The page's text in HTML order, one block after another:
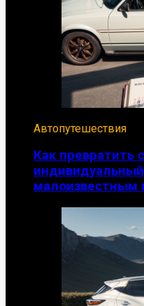
Автопутешествия
Как превратить
малоизвестным